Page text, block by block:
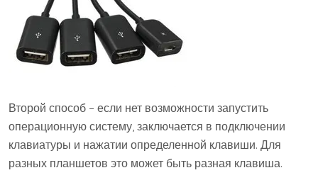
Второй способ – если нет возможности запустить
операционную систему, заключается в подключении
клавиатуры и нажатии определенной клавиши. Для
разных планшетов это может быть разная клавиша.